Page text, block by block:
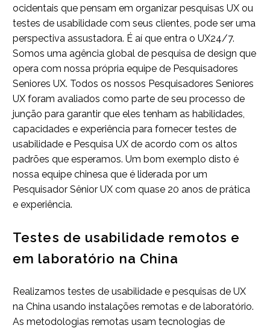
ocidentais que pensam em organizar pesquisas UX ou
testes de usabilidade com seus clientes, pode ser uma
perspectiva assustadora. É aí que entra o UX24/7.
Somos uma agência global de pesquisa de design que
opera com nossa própria equipe de Pesquisadores
Seniores UX. Todos os nossos Pesquisadores Seniores
UX foram avaliados como parte de seu processo de
junção para garantir que eles tenham as habilidades,
capacidades e experiência para fornecer testes de
usabilidade e Pesquisa UX de acordo com os altos
padrões que esperamos. Um bom exemplo disto é
nossa equipe chinesa que é liderada por um
Pesquisador Sênior UX com quase 20 anos de prática
e experiência.
Testes de usabilidade remotos e
em laboratório na China
Realizamos testes de usabilidade e pesquisas de UX
na China usando instalações remotas e de laboratório.
As metodologias remotas usam tecnologias de